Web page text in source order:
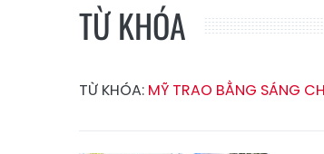
TỪ KHÓA
TỪ KHÓA: MỸ TRAO BẰNG SÁNG